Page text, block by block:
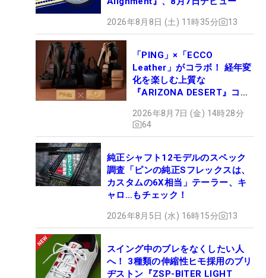
2026年8月8日 (土) 11時35分 13
「PING」×「ECCO
Leather」がコラボ！ 経年変
化を楽しむ上質な
『ARIZONA DESERT』コレ
ュー
2026年8月7日 (金) 14時28分
64
純正シャフト12モデルのスペック
調査「ピンの純正Sフレックスは、
カスタムの6X相当」テーラー、キ
ャロ…もチェック！
2026年8月5日 (水) 16時15分 13
スイング中のブレをなくしたい人
へ！ 3種類の伸縮性ヒモ採用のブリ
ヂストン『ZSP-BITER LIGHT